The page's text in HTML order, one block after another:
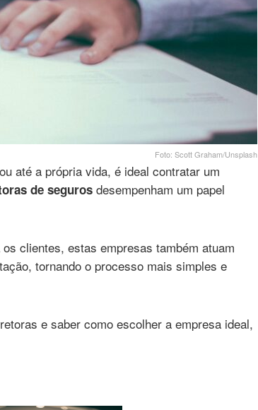
Foto: Scott Graham/Unsplash
até a própria vida, é ideal contratar um
de seguros desempenham um papel
clientes, estas empresas também atuam
tornando o processo mais simples e
e saber como escolher a empresa ideal,